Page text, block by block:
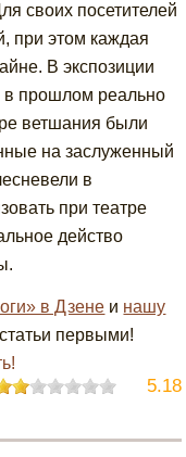
своих посетителей
при этом каждая
В экспозиции
в прошлом реально
ветшания были
на заслуженный
в
при театре
действо
в Дзене и нашу
первыми!
5.18